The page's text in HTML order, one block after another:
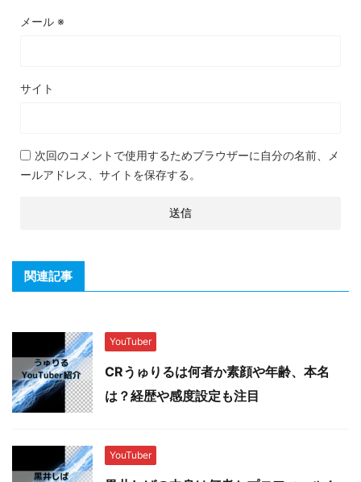
メール ※
サイト
次回のコメントで使用するためブラウザーに自分の名前、メ
ールアドレス、サイトを保存する。
関連記事
YouTuber
CRうゅりるは何者か素顔や年齢、本名
は？経歴や感度設定も注目
YouTuber